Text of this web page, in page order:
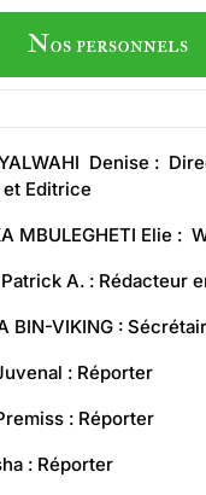
Nos personnels
Denise :
Editrice
MBULEGHETI Elie :
A. : Rédacteur
BIN-VIKING :
: Réporter
: Réporter
: Réporter